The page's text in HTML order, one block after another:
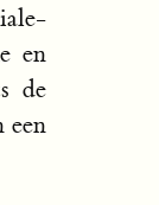
en
de
een